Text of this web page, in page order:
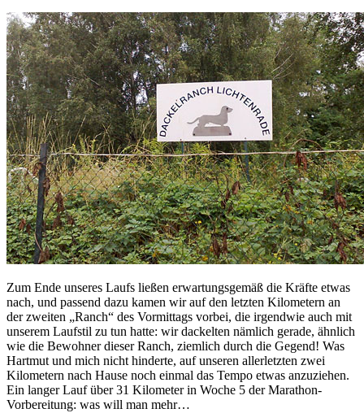
Zum Ende unseres Laufs ließen erwartungsgemäß die Kräfte etwas
nach, und passend dazu kamen wir auf den letzten Kilometern an
der zweiten „Ranch“ des Vormittags vorbei, die irgendwie auch mit
unserem Laufstil zu tun hatte: wir dackelten nämlich gerade, ähnlich
wie die Bewohner dieser Ranch, ziemlich durch die Gegend! Was
Hartmut und mich nicht hinderte, auf unseren allerletzten zwei
Kilometern nach Hause noch einmal das Tempo etwas anzuziehen.
Ein langer Lauf über 31 Kilometer in Woche 5 der Marathon-
Vorbereitung: was will man mehr…